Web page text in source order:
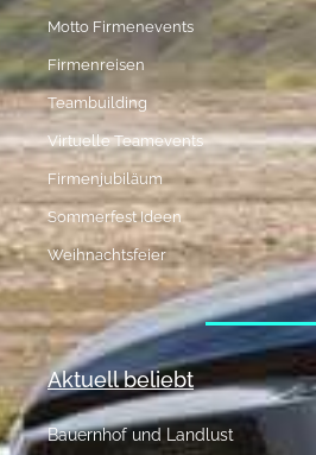
Motto Firmenevents
Firmenreisen
Teambuilding
Virtuelle Teamevents
Firmenjubiläum
Sommerfest Ideen
Weihnachtsfeier
Aktuell beliebt
Bauernhof und Landlust